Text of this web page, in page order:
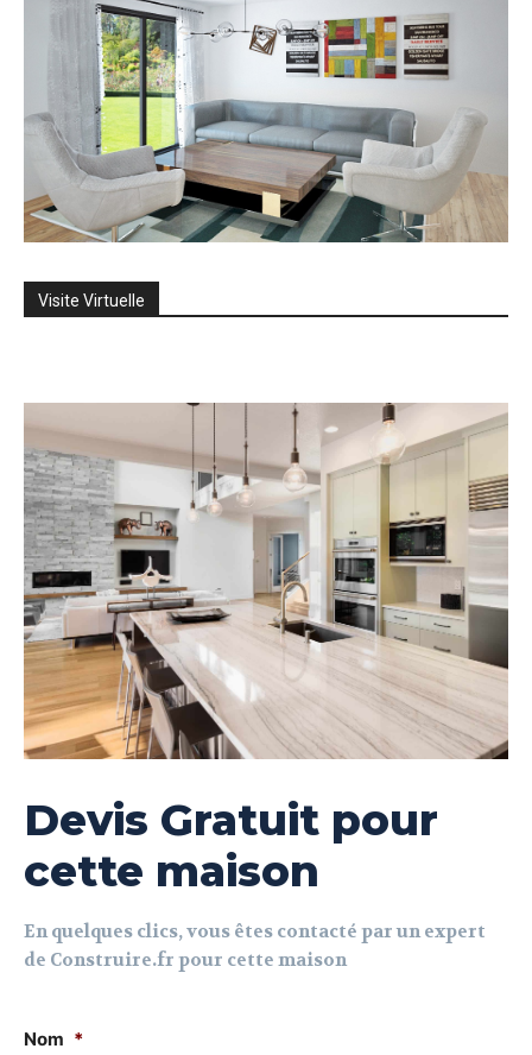
Visite Virtuelle
Devis Gratuit pour
cette maison
En quelques clics, vous êtes contacté par un expert
de Construire.fr pour cette maison
Nom *